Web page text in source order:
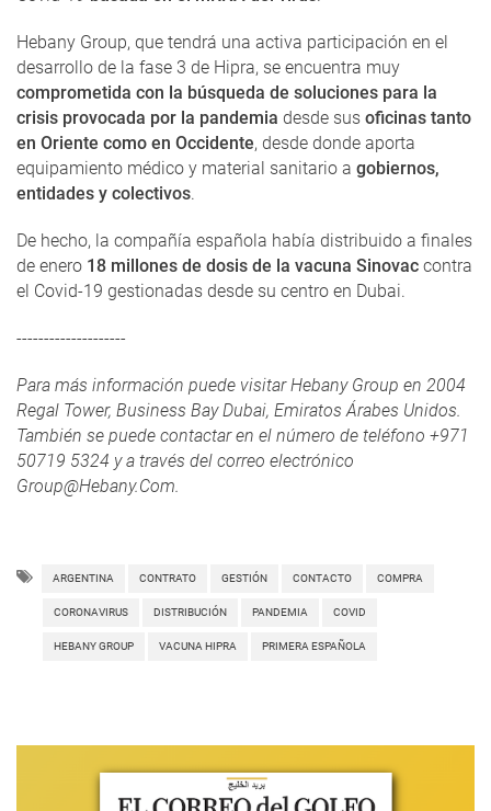
Hebany Group, que tendrá una activa participación en el
desarrollo de la fase 3 de Hipra, se encuentra muy
comprometida con la búsqueda de soluciones para la
crisis provocada por la pandemia desde sus oficinas tanto
en Oriente como en Occidente, desde donde aporta
equipamiento médico y material sanitario a gobiernos,
entidades y colectivos.
De hecho, la compañía española había distribuido a finales
de enero 18 millones de dosis de la vacuna Sinovac contra
el Covid-19 gestionadas desde su centro en Dubai.
--------------------
Para más información puede visitar Hebany Group en 2004
Regal Tower, Business Bay Dubai, Emiratos Árabes Unidos.
También se puede contactar en el número de teléfono +971
50719 5324 y a través del correo electrónico
Group@Hebany.Com.
ARGENTINA CONTRATO GESTIÓN CONTACTO COMPRA
CORONAVIRUS DISTRIBUCIÓN PANDEMIA COVID
HEBANY GROUP VACUNA HIPRA PRIMERA ESPAÑOLA